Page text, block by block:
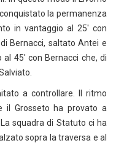
la permanenza
in vantaggio al 25′ con
Bernacci, saltato Antei e
45′ con Bernacci che, di
a controllare. Il ritmo
il Grosseto ha provato a
squadra di Statuto ci ha
sopra la traversa e al